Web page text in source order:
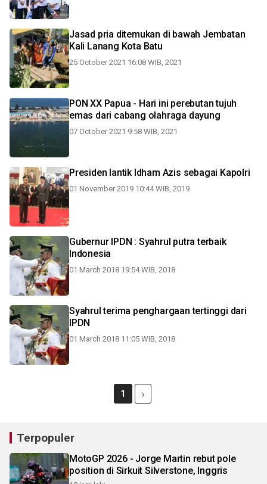
Jasad pria ditemukan di bawah Jembatan
Kali Lanang Kota Batu
25 October 2021 16:08 WIB, 2021
PON XX Papua - Hari ini perebutan tujuh
emas dari cabang olahraga dayung
07 October 2021 9:58 WIB, 2021
Presiden lantik Idham Azis sebagai Kapolri
01 November 2019 10:44 WIB, 2019
Gubernur IPDN : Syahrul putra terbaik
Indonesia
01 March 2018 19:54 WIB, 2018
Syahrul terima penghargaan tertinggi dari
IPDN
01 March 2018 11:05 WIB, 2018
1
Terpopuler
MotoGP 2026 - Jorge Martin rebut pole
position di Sirkuit Silverstone, Inggris